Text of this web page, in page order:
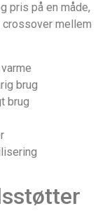
pris på en måde,
mellem
brug
brug